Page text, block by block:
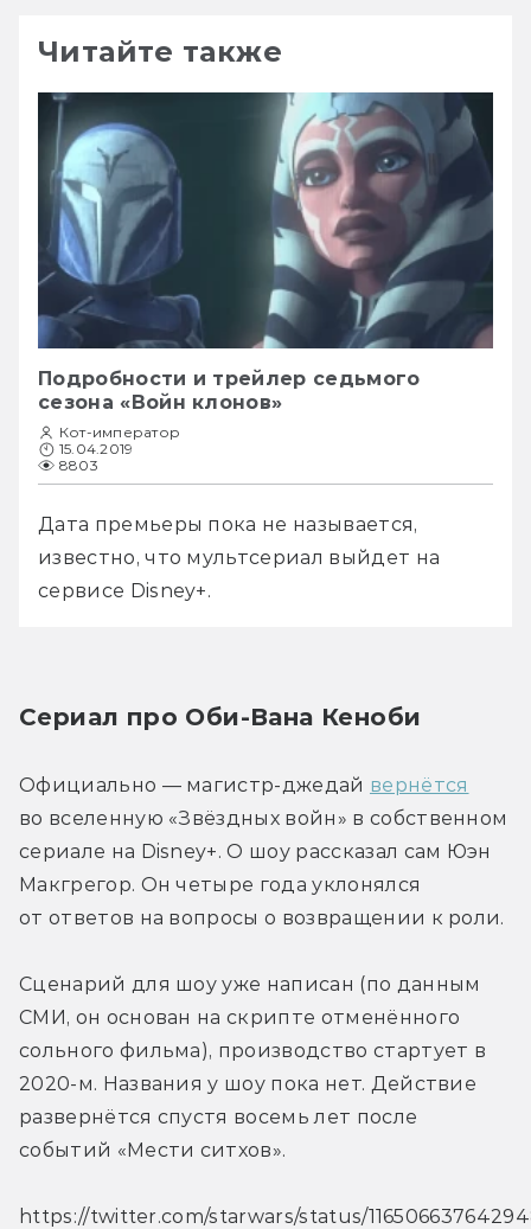
Читайте также
Подробности и трейлер седьмого
сезона «Войн клонов»
Кот-император
15.04.2019
8803
Дата премьеры пока не называется,
известно, что мультсериал выйдет на
сервисе Disney+.
Сериал про Оби-Вана Кеноби
Официально — магистр-джедай вернётся
во вселенную «Звёздных войн» в собственном
сериале на Disney+. О шоу рассказал сам Юэн
Макгрегор. Он четыре года уклонялся
от ответов на вопросы о возвращении к роли.
Сценарий для шоу уже написан (по данным
СМИ, он основан на скрипте отменённого
сольного фильма), производство стартует в
2020-м. Названия у шоу пока нет. Действие
развернётся спустя восемь лет после
событий «Мести ситхов».
https://twitter.com/starwars/status/